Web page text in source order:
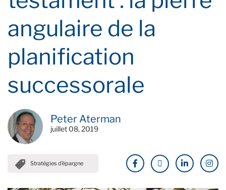
angulaire de la
planification
successorale
Peter Aterman
juillet 08, 2019
Stratégies d’épargne